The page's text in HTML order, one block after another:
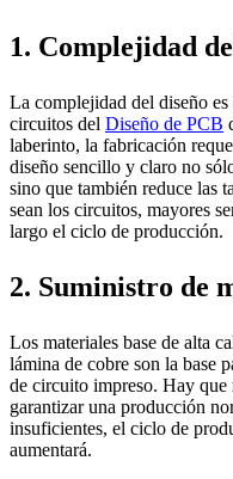
1. Complejidad
La complejidad del diseño
circuitos del Diseño de PCB
laberinto, la fabricación
diseño sencillo y claro no
sino que también reduce las
sean los circuitos, mayores
largo el ciclo de producción.
2. Suministro de
Los materiales base de alta
lámina de cobre son la base
de circuito impreso. Hay que
garantizar una producción
insuficientes, el ciclo de
aumentará.